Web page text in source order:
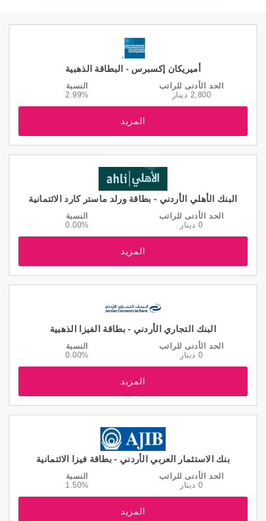
أميريكان إكسبرس - البطاقة الذهبية
الحد الأدنى للراتب
2,800 دينار
النسبة
2.99%
المزيد
البنك الأهلي الأردني - بطاقة ورلد ماستر كارد الائتمانية
الحد الأدنى للراتب
0 دينار
النسبة
0.00%
المزيد
البنك التجاري الأردني - بطاقة الفيزا الذهبية
الحد الأدنى للراتب
0 دينار
النسبة
0.00%
المزيد
بنك الاستثمار العربي الأردني - بطاقة فيزا الائتمانية
الحد الأدنى للراتب
0 دينار
النسبة
1.50%
المزيد